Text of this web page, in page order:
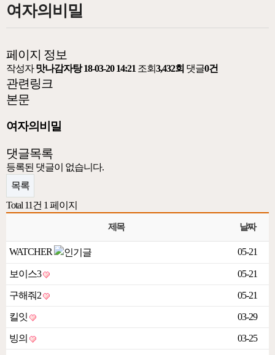
여자의비밀
페이지 정보
작성자맛나감자탕 18-03-20 14:21 조회3,432회 댓글0건
관련링크
본문
여자의비밀
댓글목록
등록된 댓글이 없습니다.
목록
Total 11건 1 페이지
제목 날짜
WATCHER 05-21
보이스3 05-21
구해줘2 05-21
킬잇 03-29
빙의 03-25